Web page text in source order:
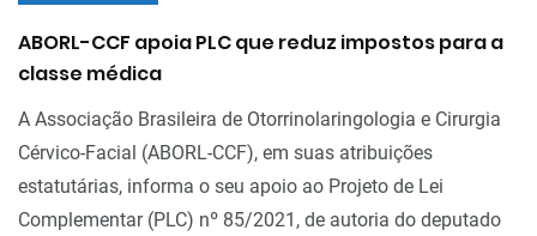
ABORL-CCF apoia PLC que reduz impostos para a
classe médica
A Associação Brasileira de Otorrinolaringologia e Cirurgia
Cérvico-Facial (ABORL-CCF), em suas atribuições
estatutárias, informa o seu apoio ao Projeto de Lei
Complementar (PLC) nº 85/2021, de autoria do deputado